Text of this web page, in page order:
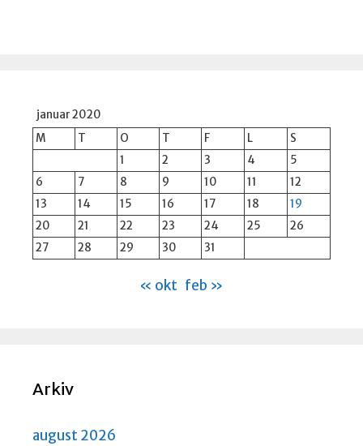
januar 2020
M
T O T F L
S
1
2 3 4
5
6
7 8 9 10 11
12
13
14 15 16 17 18
19
20
21 22 23 24 25
26
27
28 29 30 31
« okt feb »
Arkiv
august 2026